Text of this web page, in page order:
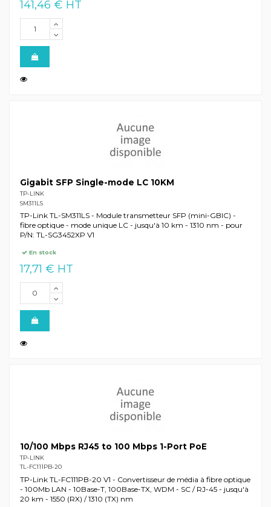
141,46 € HT
Gigabit SFP Single-mode LC 10KM
TP-LINK
SM311LS
TP-Link TL-SM311LS - Module transmetteur SFP (mini-GBIC) -
fibre optique - mode unique LC - jusqu'à 10 km - 1310 nm - pour
P/N: TL-SG3452XP V1
En stock
17,71 € HT
10/100 Mbps RJ45 to 100 Mbps 1-Port PoE
TP-LINK
TL-FC111PB-20
TP-Link TL-FC111PB-20 V1 - Convertisseur de média à fibre optique
- 100Mb LAN - 10Base-T, 100Base-TX, WDM - SC / RJ-45 - jusqu'à
20 km - 1550 (RX) / 1310 (TX) nm